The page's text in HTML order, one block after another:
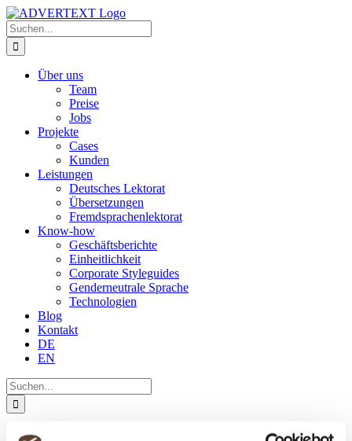
Zum
Inhalt
springen
Suche
nach:
Über uns
Team
Preise
Jobs
Projekte
Cases
Kunden
Leistungen
Deutsches Lektorat
Übersetzungen
Fremdsprachenlektorat
Know-how
Geschäftsberichte
Einheitlichkeit
Corporate Styleguides
Genderneutrale Sprache
Technologien
Blog
Kontakt
DE
EN
Suche
nach: